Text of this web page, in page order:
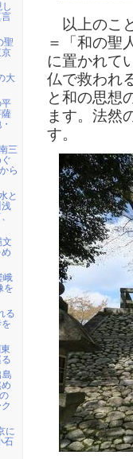
以上のこ
＝「和の聖
に置かれて
仏で救われ
と和の思想
ます。法然
す。
聖
大
三
ら
と
峨
を
る
に
石